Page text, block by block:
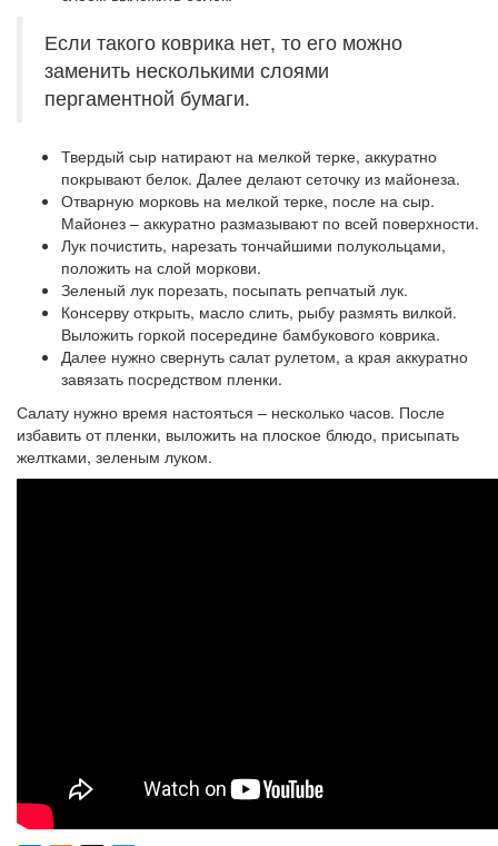
Если такого коврика нет, то его можно
заменить несколькими слоями
пергаментной бумаги.
Твердый сыр натирают на мелкой терке, аккуратно
покрывают белок. Далее делают сеточку из майонеза.
Отварную морковь на мелкой терке, после на сыр.
Майонез – аккуратно размазывают по всей поверхности.
Лук почистить, нарезать тончайшими полукольцами,
положить на слой моркови.
Зеленый лук порезать, посыпать репчатый лук.
Консерву открыть, масло слить, рыбу размять вилкой.
Выложить горкой посередине бамбукового коврика.
Далее нужно свернуть салат рулетом, а края аккуратно
завязать посредством пленки.
Салату нужно время настояться – несколько часов. После
избавить от пленки, выложить на плоское блюдо, присыпать
желтками, зеленым луком.